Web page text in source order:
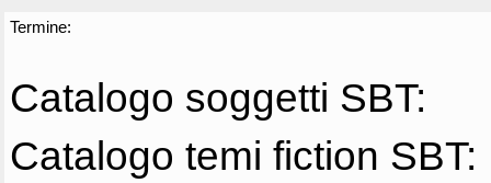
Termine:
Catalogo soggetti SBT:
Catalogo temi fiction SBT: